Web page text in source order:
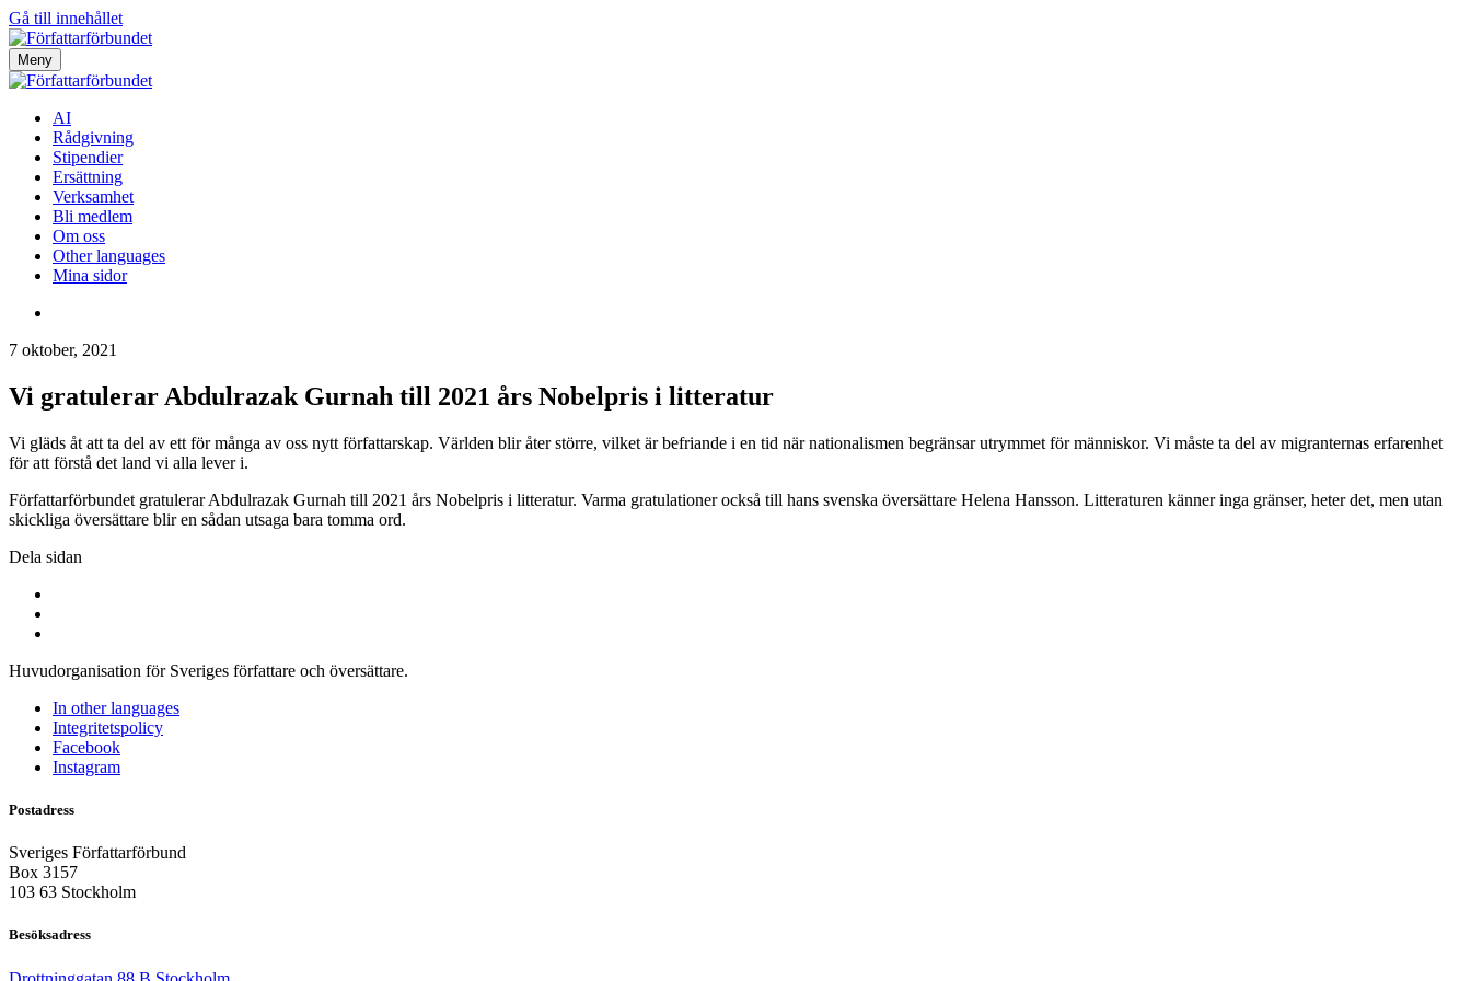
Gå till innehållet
Meny
AI
Rådgivning
Stipendier
Ersättning
Verksamhet
Bli medlem
Om oss
Other languages
Mina sidor
7 oktober, 2021
Vi gratulerar Abdulrazak Gurnah till 2021 års Nobelpris i litteratur
Vi gläds åt att ta del av ett för många av oss nytt författarskap. Världen blir åter större, vilket är befriande i en tid när nationalismen begränsar utrymmet för människor. Vi måste ta del av migranternas erfarenhet
för att förstå det land vi alla lever i.
Författarförbundet gratulerar Abdulrazak Gurnah till 2021 års Nobelpris i litteratur. Varma gratulationer också till hans svenska översättare Helena Hansson. Litteraturen känner inga gränser, heter det, men utan
skickliga översättare blir en sådan utsaga bara tomma ord.
Dela sidan
Huvudorganisation för Sveriges författare och översättare.
In other languages
Integritetspolicy
Facebook
Instagram
Postadress
Sveriges Författarförbund
Box 3157
103 63 Stockholm
Besöksadress